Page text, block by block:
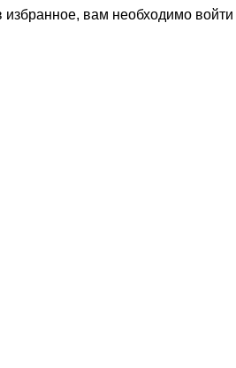
вам необходимо